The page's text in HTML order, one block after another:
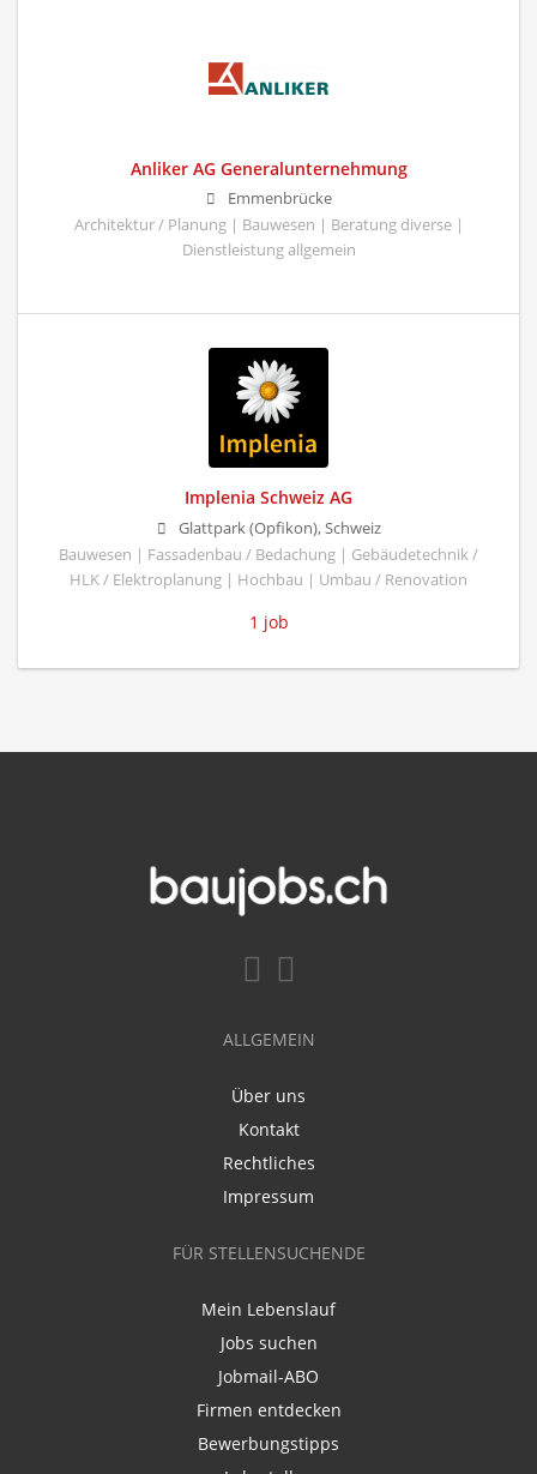
Anliker AG Generalunternehmung
Emmenbrücke
Architektur / Planung | Bauwesen | Beratung diverse |
Dienstleistung allgemein
Implenia Schweiz AG
Glattpark (Opfikon), Schweiz
Bauwesen | Fassadenbau / Bedachung | Gebäudetechnik /
HLK / Elektroplanung | Hochbau | Umbau / Renovation
1 job
ALLGEMEIN
Über uns
Kontakt
Rechtliches
Impressum
FÜR STELLENSUCHENDE
Mein Lebenslauf
Jobs suchen
Jobmail-ABO
Firmen entdecken
Bewerbungstipps